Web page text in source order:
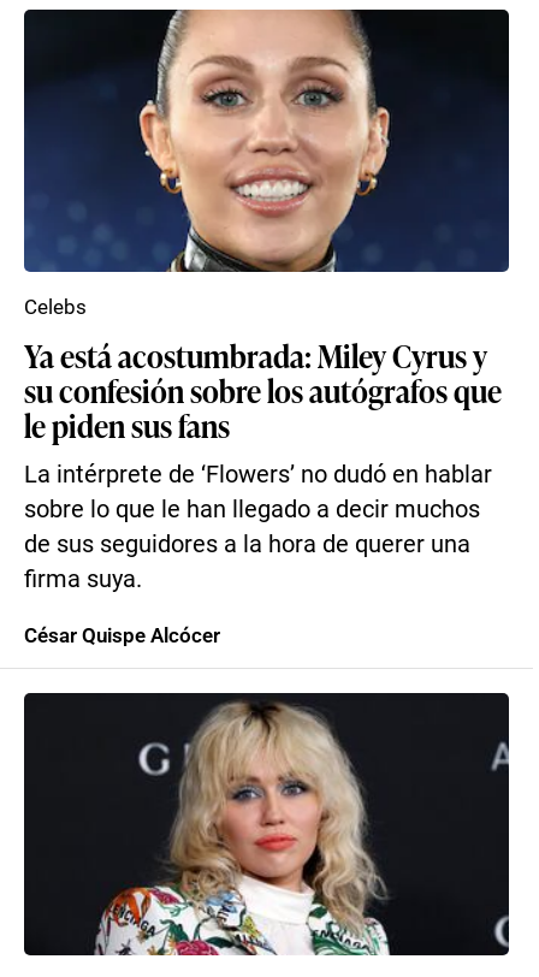
Ya está acostumbrada: Miley Cyrus y
su confesión sobre los autógrafos que
le piden sus fans
La intérprete de ‘Flowers’ no dudó en hablar
sobre lo que le han llegado a decir muchos
de sus seguidores a la hora de querer una
firma suya.
Celebs
César Quispe Alcócer